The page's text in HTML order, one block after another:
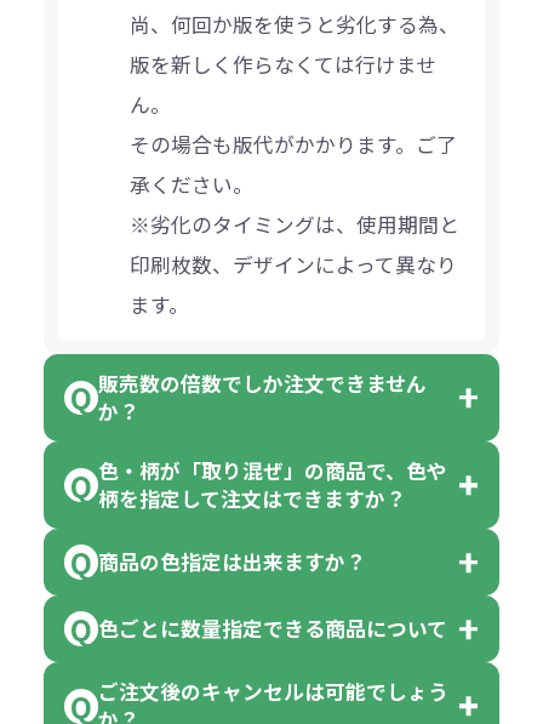
尚、何回か版を使うと劣化する為、
版を新しく作らなくては行けませ
ん。
その場合も版代がかかります。ご了
承ください。
※劣化のタイミングは、使用期間と
印刷枚数、デザインによって異なり
ます。
販売数の倍数でしか注文できません
か？
一部商品（※）を除き、注文可能数
です。
ります。
色・柄が「取り混ぜ」の商品で、色や
柄を指定して注文はできますか？
「色・柄 取り混ぜ」のラベルがつい
ている商品は、色指定不可となって
ん。
商品の色指定は出来ますか？
色指定できる商品もございますが商
品の詳細に「色・柄 取り混ぜ」のラ
色ごとに数量指定できる商品について
「選べる本体色」のラベルが付いて
ご注文後のキャンセルは可能でしょう